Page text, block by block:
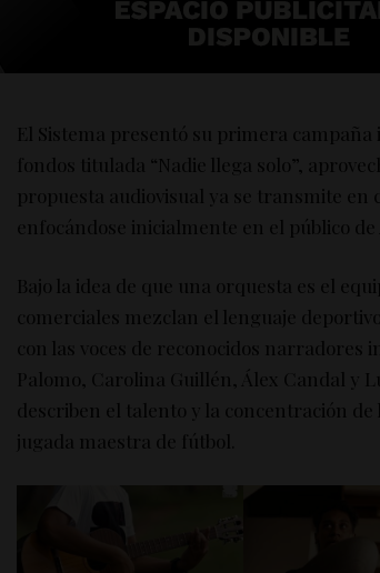
El Sistema presentó su primera
fondos titulada “Nadie llega solo”,
propuesta audiovisual ya se transmite en
enfocándose inicialmente en el público
Bajo la idea de que una orquesta es el
comerciales mezclan el lenguaje
con las voces de reconocidos narradores
Palomo, Carolina Guillén, Álex Candal y
describen el talento y la concentración
jugada maestra de fútbol.